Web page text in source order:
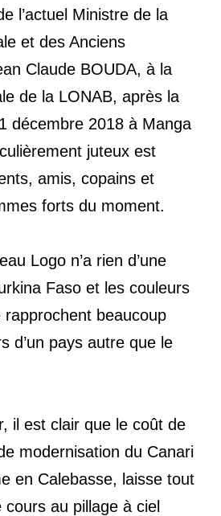
l’actuel Ministre de la
et des Anciens
Claude BOUDA, à la
de la LONAB, après la
décembre 2018 à Manga
juteux est
amis, copains et
forts du moment.
Logo n’a rien d’une
Faso et les couleurs
beaucoup
d’un pays autre que le
il est clair que le coût de
modernisation du Canari
en Calebasse, laisse tout
au pillage à ciel